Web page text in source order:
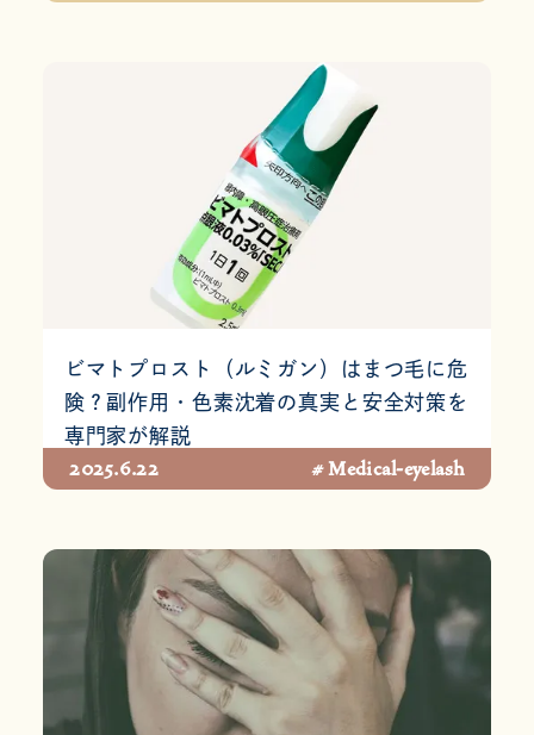
ビマトプロスト（ルミガン）はまつ毛に危
険？副作用・色素沈着の真実と安全対策を
専門家が解説
2025.6.22 # Medical-eyelash